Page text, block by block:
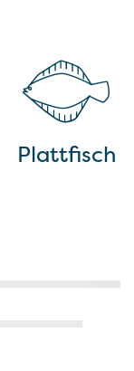
Plattfisch